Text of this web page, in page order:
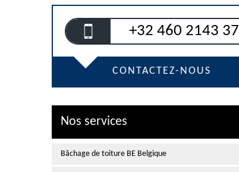
+32 460 2143 37
CONTACTEZ-NOUS
Nos services
Bâchage de toiture BE Belgique